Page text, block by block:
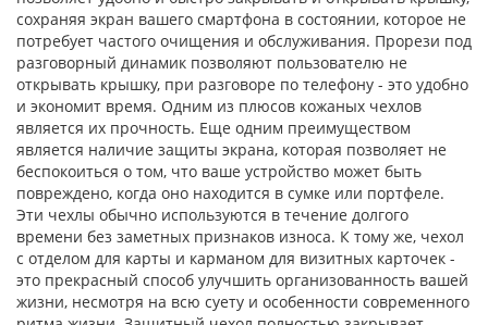
сохраняя экран вашего смартфона в состоянии, которое не
потребует частого очищения и обслуживания. Прорези под
разговорный динамик позволяют пользователю не
открывать крышку, при разговоре по телефону - это удобно
и экономит время. Одним из плюсов кожаных чехлов
является их прочность. Еще одним преимуществом
является наличие защиты экрана, которая позволяет не
беспокоиться о том, что ваше устройство может быть
повреждено, когда оно находится в сумке или портфеле.
Эти чехлы обычно используются в течение долгого
времени без заметных признаков износа. К тому же, чехол
с отделом для карты и карманом для визитных карточек -
это прекрасный способ улучшить организованность вашей
жизни, несмотря на всю суету и особенности современного